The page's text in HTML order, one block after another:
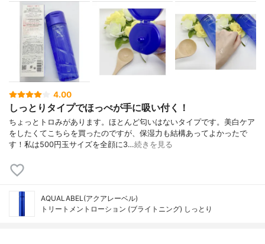
4.00
しっとりタイプでほっぺが手に吸い付く！
ちょっとトロみがあります。ほとんど匂いはないタイプです。美白ケア
をしたくてこちらを買ったのですが、保湿力も結構あってよかったで
す！私は500円玉サイズを全顔に3…続きを見る
AQUALABEL(アクアレーベル)
トリートメントローション (ブライトニング) しっとり